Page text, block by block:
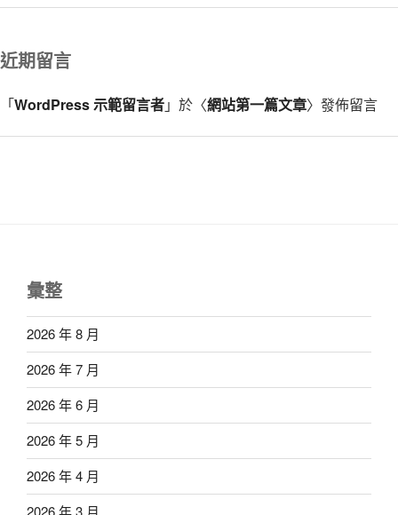
近期留言
「WordPress 示範留言者」於〈網站第一篇文章〉發佈留言
彙整
2026 年 8 月
2026 年 7 月
2026 年 6 月
2026 年 5 月
2026 年 4 月
2026 年 3 月